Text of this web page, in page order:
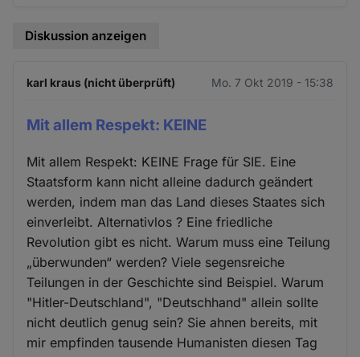
Diskussion anzeigen
karl kraus (nicht überprüft) Mo. 7 Okt 2019 - 15:38
Mit allem Respekt: KEINE
Mit allem Respekt: KEINE Frage für SIE. Eine
Staatsform kann nicht alleine dadurch geändert
werden, indem man das Land dieses Staates sich
einverleibt. Alternativlos ? Eine friedliche
Revolution gibt es nicht. Warum muss eine Teilung
„überwunden“ werden? Viele segensreiche
Teilungen in der Geschichte sind Beispiel. Warum
"Hitler-Deutschland", "Deutschhand" allein sollte
nicht deutlich genug sein? Sie ahnen bereits, mit
mir empfinden tausende Humanisten diesen Tag